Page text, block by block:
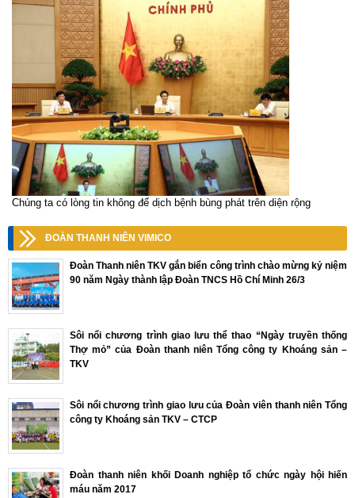
Chúng ta có lòng tin không để dịch bệnh bùng phát trên diện rộng
ĐOÀN THANH NIÊN VIMICO
Đoàn Thanh niên TKV gắn biển công trình chào mừng kỷ niệm
90 năm Ngày thành lập Đoàn TNCS Hồ Chí Minh 26/3
Sôi nổi chương trình giao lưu thể thao “Ngày truyền thống
Thợ mỏ” của Đoàn thanh niên Tổng công ty Khoáng sản –
TKV
Sôi nổi chương trình giao lưu của Đoàn viên thanh niên Tổng
công ty Khoáng sản TKV – CTCP
Đoàn thanh niên khối Doanh nghiệp tổ chức ngày hội hiến
máu năm 2017